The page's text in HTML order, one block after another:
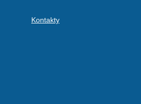
Kontakty